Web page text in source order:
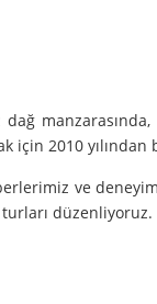
dağ
için 2010
ve